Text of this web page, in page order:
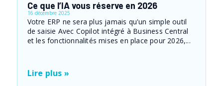
Ce que l’IA vous réserve en 2026
16 décembre 2025
Votre ERP ne sera plus jamais qu'un simple outil
de saisie Avec Copilot intégré à Business Central
et les fonctionnalités mises en place pour 2026,...
Lire plus »